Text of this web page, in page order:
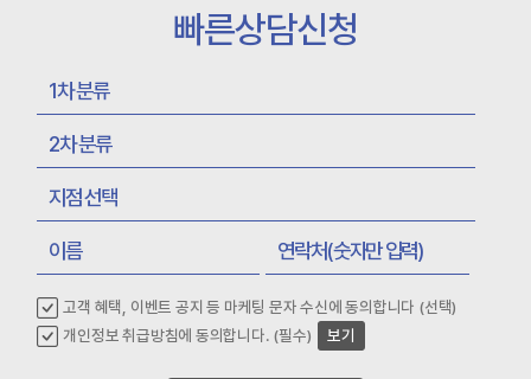
3. 개인정보의 보유 및 이용기간
개인정보 보유ㆍ이용기간 또는 법령에 따른 개인정보 보유ㆍ이용기간
내에서 개인정보를 처리ㆍ보유합니다.
ο 고객 가입 및 관리 : 서비스 이용계약 또는 해지시까지, 다만
ο 전자상거래에서의 계약ㆍ청약철회, 대금결제, 재화 등 공급기록 : 5년
ο 진단 및 치료를 위해 수집된 경우 의료법 기준에 준함
ο 수집 목적 또는 제공받는 목적이 달성된 경우에도 상법 등 기타 법령의
규정에 따라 보존할 필요성이 있는 경우, 개인정보를 보유할 수 있음
4. 개인정보처리의 위탁
① <회사>은(는) 원활한 개인정보 업무처리를 위하여 다음과 같이
빠른상담신청
고객 혜택, 이벤트 공지 등 마케팅 문자 수신에 동의합니다 (선택)
개인정보 취급방침에 동의합니다. (필수)
보기